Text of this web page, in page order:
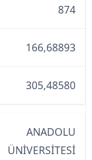
874
166,68893
305,48580
ANADOLU
ÜNİVERSİTESİ